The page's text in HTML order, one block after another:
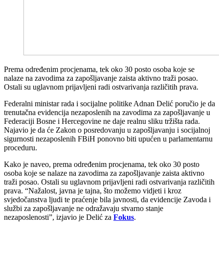
Prema određenim procjenama, tek oko 30 posto osoba koje se
nalaze na zavodima za zapošljavanje zaista aktivno traži posao.
Ostali su uglavnom prijavljeni radi ostvarivanja različitih prava.
Federalni ministar rada i socijalne politike Adnan Delić poručio je da
trenutačna evidencija nezaposlenih na zavodima za zapošljavanje u
Federaciji Bosne i Hercegovine ne daje realnu sliku tržišta rada.
Najavio je da će Zakon o posredovanju u zapošljavanju i socijalnoj
sigurnosti nezaposlenih FBiH ponovno biti upućen u parlamentarnu
proceduru.
Kako je naveo, prema određenim procjenama, tek oko 30 posto
osoba koje se nalaze na zavodima za zapošljavanje zaista aktivno
traži posao. Ostali su uglavnom prijavljeni radi ostvarivanja različitih
prava. “Nažalost, javna je tajna, što možemo vidjeti i kroz
svjedočanstva ljudi te praćenje bila javnosti, da evidencije Zavoda i
službi za zapošljavanje ne odražavaju stvarno stanje
nezaposlenosti”, izjavio je Delić za Fokus.